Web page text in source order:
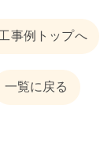
事例トップへ
一覧に戻る